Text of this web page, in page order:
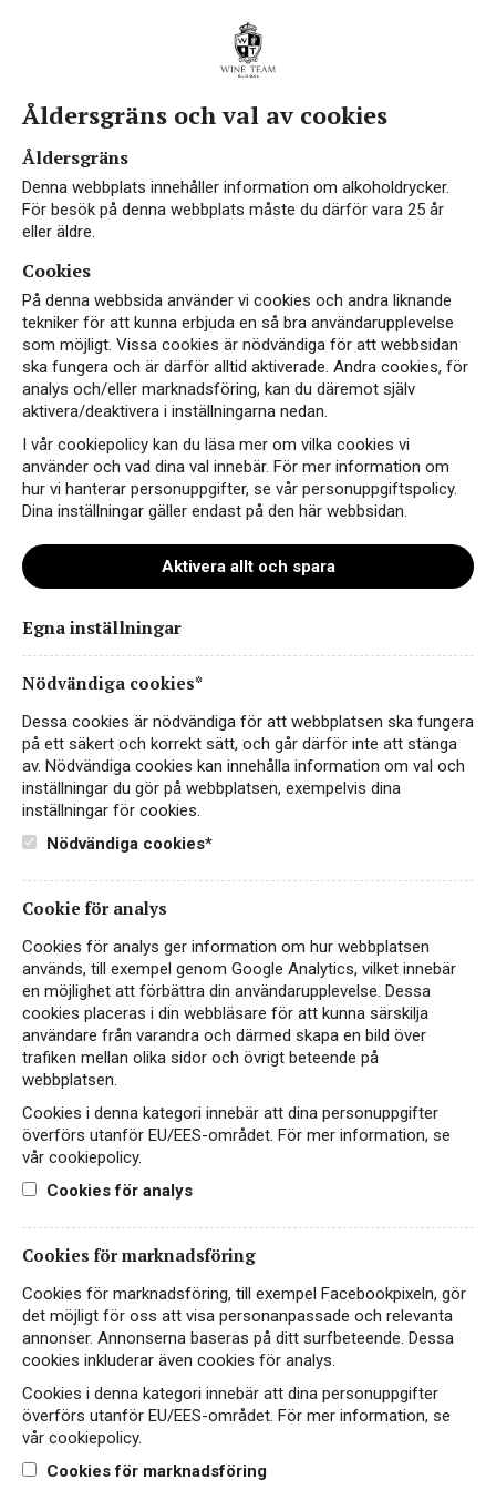
Vin från Saint-Emilion
Saint-Emilion är en stad och kommun öster om
Bordeaux i departementet Gironde i regionen
Aquitaine i sydvästra Frankrike. Staden som finns
på FNs världsarvslista har gett sitt namn åt den
berömda omkringliggande vinregionen. Romarna
planterade de första vinrankorna under första
århundradet e. Kr. Saint-Emilion låg även på
vägen som kristna pilgrimer tog som skulle till
Santiago de Compostela och sedan 1000-talet
finns en mängd kyrkor, kloster och hospicer
uppförda. I regionen framställs enbart röda viner
som framförallt görs av druvsorten merlot. Övriga
sauvignon. Saint-Emilion sin egen klassificering
Klassificeringen har tre nivåer: Premier grand
cru classé A Premier grand cru classé B Grands
crus classé Under klassificeringen finns också
Saint-Emilion Grand cru (utan ordet "classé" på
slutet) och under den Saint-Emilion (utan tillägg
av "Grand cru").
Château de Lussac
RÖTT VIN
FRANKRIKE, BORDEAUX, SAINT-EMILION
Åldersgräns och val av cookies
Åldersgräns
Denna webbplats innehåller information om alkoholdrycker.
För besök på denna webbplats måste du därför vara 25 år
eller äldre.
Cookies
På denna webbsida använder vi cookies och andra liknande
tekniker för att kunna erbjuda en så bra användarupplevelse
som möjligt. Vissa cookies är nödvändiga för att webbsidan
ska fungera och är därför alltid aktiverade. Andra cookies, för
analys och/eller marknadsföring, kan du däremot själv
aktivera/deaktivera i inställningarna nedan.
I vår cookiepolicy kan du läsa mer om vilka cookies vi
använder och vad dina val innebär. För mer information om
hur vi hanterar personuppgifter, se vår personuppgiftspolicy.
Dina inställningar gäller endast på den här webbsidan.
Aktivera allt och spara
Egna inställningar
Nödvändiga cookies*
Dessa cookies är nödvändiga för att webbplatsen ska fungera
på ett säkert och korrekt sätt, och går därför inte att stänga
av. Nödvändiga cookies kan innehålla information om val och
inställningar du gör på webbplatsen, exempelvis dina
inställningar för cookies.
Nödvändiga cookies*
Cookie för analys
Cookies för analys ger information om hur webbplatsen
används, till exempel genom Google Analytics, vilket innebär
en möjlighet att förbättra din användarupplevelse. Dessa
cookies placeras i din webbläsare för att kunna särskilja
användare från varandra och därmed skapa en bild över
trafiken mellan olika sidor och övrigt beteende på
webbplatsen.
Cookies i denna kategori innebär att dina personuppgifter
överförs utanför EU/EES-området. För mer information, se
vår cookiepolicy.
Cookies för analys
Cookies för marknadsföring
Cookies för marknadsföring, till exempel Facebookpixeln, gör
det möjligt för oss att visa personanpassade och relevanta
annonser. Annonserna baseras på ditt surfbeteende. Dessa
cookies inkluderar även cookies för analys.
Cookies i denna kategori innebär att dina personuppgifter
överförs utanför EU/EES-området. För mer information, se
vår cookiepolicy.
Cookies för marknadsföring